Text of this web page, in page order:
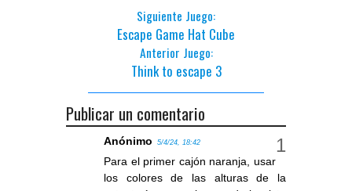
Siguiente Juego:
Escape Game Hat Cube
Anterior Juego:
Think to escape 3
Publicar un comentario
Anónimo 5/4/24, 18:42
Para el primer cajón naranja, usar
los colores de las alturas de la